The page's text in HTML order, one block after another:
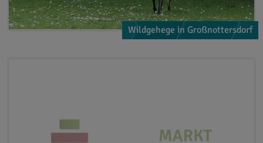
Wildgehege in Großnottersdorf